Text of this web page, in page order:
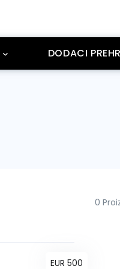
DODACI
EUR 500
0